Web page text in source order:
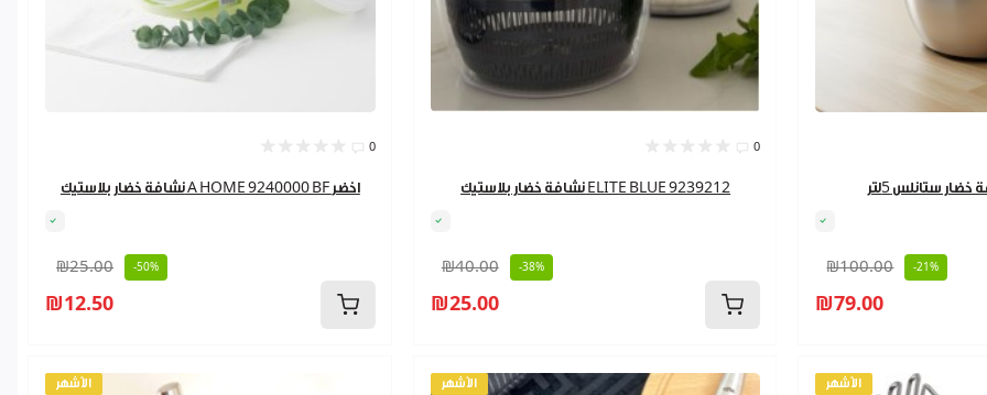
0
نشافة خضار بلاستيك A HOME 9240000 BF اخضر
₪25.00 -50%
₪12.50
0
نشافة خضار بلاستيك ELITE BLUE 9239212
₪40.00 -38%
₪25.00
₪100.00 -21%
₪79.00
الأشهر الأشهر الأشهر